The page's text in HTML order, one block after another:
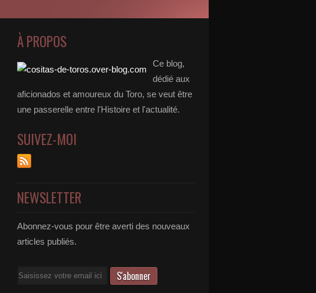
À PROPOS
Ce blog,
dédié aux
aficionados et amoureux du Toro, se veut être
une passerelle entre l'Histoire et l'actualité.
SUIVEZ-MOI
NEWSLETTER
Abonnez-vous pour être averti des nouveaux
articles publiés.
Email